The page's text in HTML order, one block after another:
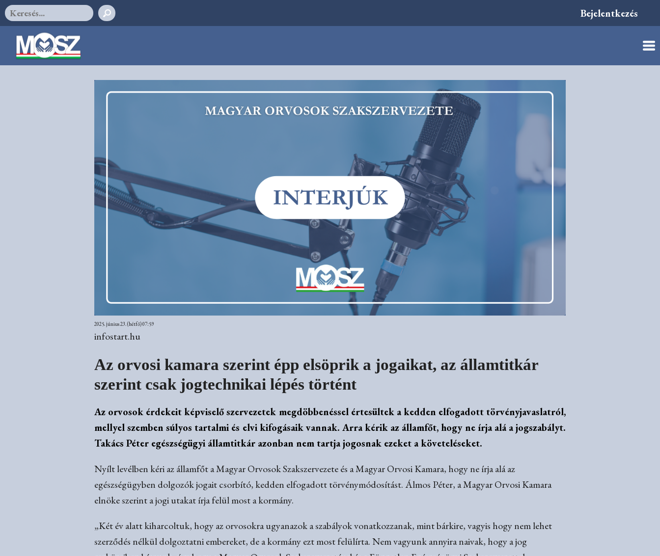
Bejelentkezés
2025. június 23. (hétfő) 07:59
infostart.hu
Az orvosi kamara szerint épp elsöprik a jogaikat, az államtitkár
szerint csak jogtechnikai lépés történt
Az orvosok érdekeit képviselő szervezetek megdöbbenéssel értesültek a kedden elfogadott törvényjavaslatról,
mellyel szemben súlyos tartalmi és elvi kifogásaik vannak. Arra kérik az államfőt, hogy ne írja alá a jogszabályt.
Takács Péter egészségügyi államtitkár azonban nem tartja jogosnak ezeket a követeléseket.
Nyílt levélben kéri az államfőt a Magyar Orvosok Szakszervezete és a Magyar Orvosi Kamara, hogy ne írja alá az
egészségügyben dolgozók jogait csorbító, kedden elfogadott törvénymódosítást. Álmos Péter, a Magyar Orvosi Kamara
elnöke szerint a jogi utakat írja felül most a kormány.
„Két év alatt kiharcoltuk, hogy az orvosokra ugyanazok a szabályok vonatkozzanak, mint bárkire, vagyis hogy nem lehet
szerződés nélkül dolgoztatni embereket, de a kormány ezt most felülírta. Nem vagyunk annyira naivak, hogy a jog